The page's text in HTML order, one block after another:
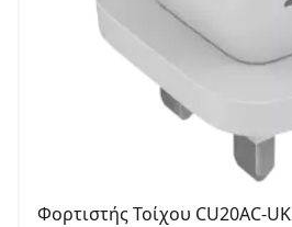
Φορτιστής Τοίχου CU20AC-UK